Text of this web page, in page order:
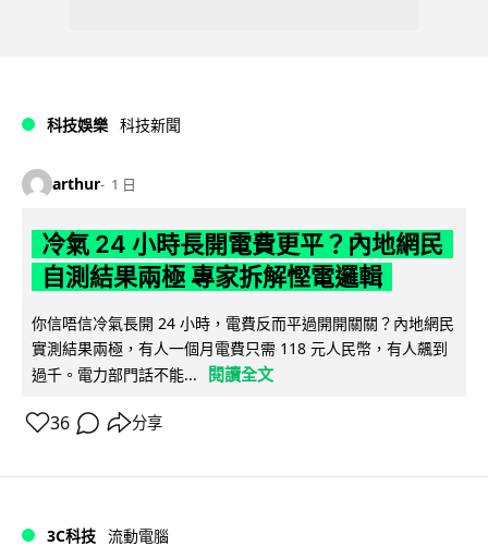
科技娛樂 科技新聞
arthur 1 日
冷氣 24 小時長開電費更平？內地網民
自測結果兩極 專家拆解慳電邏輯
你信唔信冷氣長開 24 小時，電費反而平過開開關關？內地網民
實測結果兩極，有人一個月電費只需 118 元人民幣，有人飆到
過千。電力部門話不能...
閱讀全文
36 分享
3C科技 流動電腦